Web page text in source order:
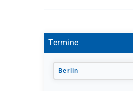
Termine
Berlin